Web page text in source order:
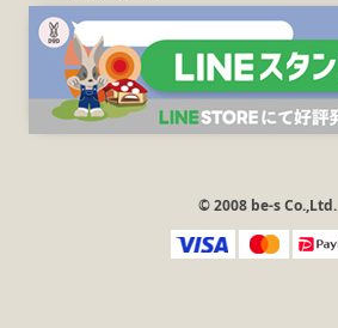
© 2008 be-s Co.,Ltd.